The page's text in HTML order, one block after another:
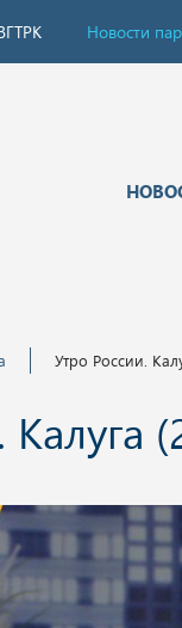
Новости
Утро России.